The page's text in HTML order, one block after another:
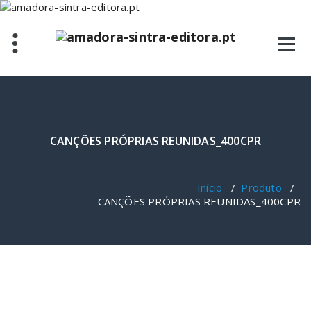
Saltar
conteúdo
CANÇÕES PRÓPRIAS REUNIDAS_400CPR
Início / Produto /
CANÇÕES PRÓPRIAS REUNIDAS_400CPR